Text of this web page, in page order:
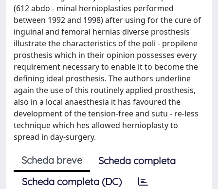
(612 abdo - minal hernioplasties performed
between 1992 and 1998) after using for the cure of
inguinal and femoral hernias diverse prosthesis
illustrate the characteristics of the poli - propilene
prosthesis which in their opinion possesses every
requirement necessary to enable it to become the
defining ideal prosthesis. The authors underline
again the use of this routinely applied prosthesis,
also in a local anaesthesia it has favoured the
development of the tension-free and sutu - re-less
technique which hes allowed hernioplasty to
spread in day-surgery.
Scheda breve
Scheda completa
Scheda completa (DC)